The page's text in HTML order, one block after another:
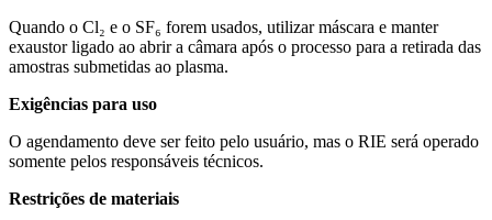
Quando o Cl₂ e o SF₆ forem usados, utilizar máscara e manter
exaustor ligado ao abrir a câmara após o processo para a retirada das
amostras submetidas ao plasma.
Exigências para uso
O agendamento deve ser feito pelo usuário, mas o RIE será operado
somente pelos responsáveis técnicos.
Restrições de materiais